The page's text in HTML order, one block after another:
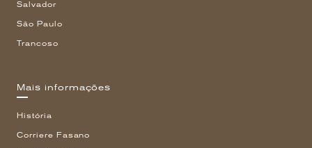
Salvador
São Paulo
Trancoso
Mais informações
História
Corriere Fasano